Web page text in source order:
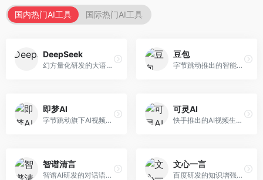
国内热门AI工具 国际热门AI工具
DeepSeek
幻方量化研发的大语言模型平台，专注于深度推理和代码生成能力。面向开发者、研究人员和技术爱好者，提供强大的逻辑推理和数学计算功能，开源生态完善，API接口友好。
豆包
字节跳动推出的智能对话助手平台，提供文本创作、知识问答、英语学习等多种AI服务。面向普通用户和内容创作者，支持多轮对话和文件解析，免费使用，响应速度快，中文理解能力强。
即梦AI
字节跳动旗下AI视频创作平台，支持多模态内容生成。面向内容创作者和营销人员，提供文生视频、图生视频、智能剪辑等功能，中文理解能力强，创作效率高。
可灵AI
快手推出的AI视频生成平台，支持文生视频和图生视频，可生成长达2分钟的高质量视频内容。面向短视频创作者和营销人员，操作简便，生成效果逼真，适合商业推广和创意表达。
智谱清言
智谱AI研发的对话语言模型，支持中英双语交互。面向中文用户和开发者，提供知识问答、代码编写、文档解读等服务，开源生态完善，学术研究背景深厚。
文心一言
百度研发的知识增强大语言模型，深度融合百度知识图谱和搜索能力。面向中文用户，提供知识问答、文本创作、逻辑推理等服务，中文语境理解准确，知识覆盖面广。